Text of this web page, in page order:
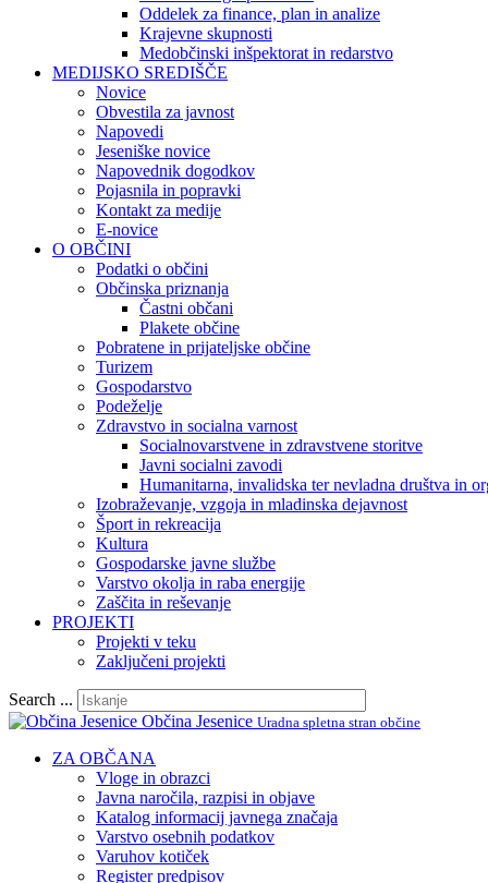
Oddelek za finance, plan in analize
Krajevne skupnosti
Medobčinski inšpektorat in redarstvo
MEDIJSKO SREDIŠČE
Novice
Obvestila za javnost
Napovedi
Jeseniške novice
Napovednik dogodkov
Pojasnila in popravki
Kontakt za medije
E-novice
O OBČINI
Podatki o občini
Občinska priznanja
Častni občani
Plakete občine
Pobratene in prijateljske občine
Turizem
Gospodarstvo
Podeželje
Zdravstvo in socialna varnost
Socialnovarstvene in zdravstvene storitve
Javni socialni zavodi
Humanitarna, invalidska ter nevladna društva in
Izobraževanje, vzgoja in mladinska dejavnost
Šport in rekreacija
Kultura
Gospodarske javne službe
Varstvo okolja in raba energije
Zaščita in reševanje
PROJEKTI
Projekti v teku
Zaključeni projekti
Search ...
Občina Jesenice Uradna spletna stran občine
ZA OBČANA
Vloge in obrazci
Javna naročila, razpisi in objave
Katalog informacij javnega značaja
Varstvo osebnih podatkov
Varuhov kotiček
Register predpisov